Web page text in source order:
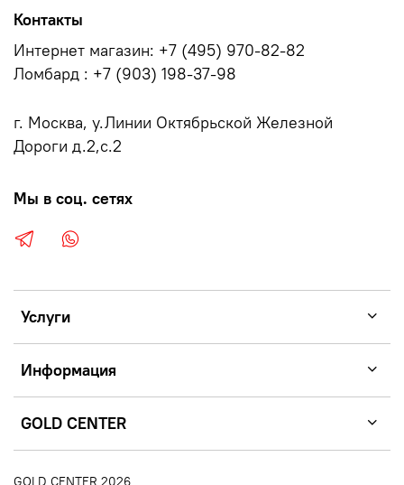
Услуги
Информация
GOLD CENTER
Контакты
Интернет магазин: +7 (495) 970-82-82
Ломбард : +7 (903) 198-37-98
г. Москва, у.Линии Октябрьской Железной
Дороги д.2,с.2
Мы в соц. сетях
GOLD CENTER 2026